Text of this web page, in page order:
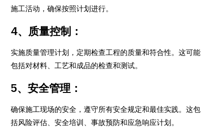
施工活动，确保按照计划进行。
4、质量控制：
实施质量管理计划，定期检查工程的质量和符合性。这可能
包括对材料、工艺和成品的检查和测试。
5、安全管理：
确保施工现场的安全，遵守所有安全规定和最佳实践。这包
括风险评估、安全培训、事故预防和应急响应计划。